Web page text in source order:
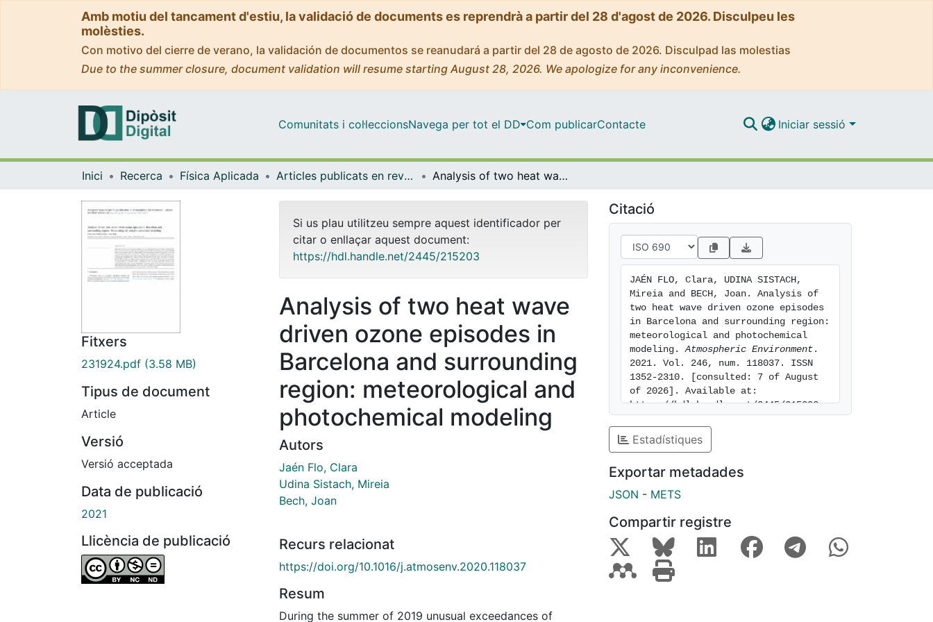
Amb motiu del tancament d'estiu, la validació de documents es reprendrà a partir del 28 d'agost de 2026. Disculpeu les
molèsties.
Con motivo del cierre de verano, la validación de documentos se reanudará a partir del 28 de agosto de 2026. Disculpad las molestias
Due to the summer closure, document validation will resume starting August 28, 2026. We apologize for any inconvenience.
Comunitats i col·leccionsNavega per tot el DD Com publicarContacte Iniciar sessió
Inici Recerca Física Aplicada Articles publicats en revistes (Física Aplicada) Analysis of two heat wave driven ozone episodes in Barcelona and surrounding region: meteorological and photochemical modeling
Fitxers
231924.pdf (3.58 MB)
Tipus de document
Article
Versió
Versió acceptada
Data de publicació
2021
Llicència de publicació
Si us plau utilitzeu sempre aquest identificador per
citar o enllaçar aquest document:
https://hdl.handle.net/2445/215203
Analysis of two heat wave
driven ozone episodes in
Barcelona and surrounding
region: meteorological and
photochemical modeling
Autors
Jaén Flo, Clara
Udina Sistach, Mireia
Bech, Joan
Recurs relacionat
https://doi.org/10.1016/j.atmosenv.2020.118037
Resum
During the summer of 2019 unusual exceedances of
Citació
JAÉN FLO, Clara, UDINA SISTACH,
Mireia and BECH, Joan. Analysis of
two heat wave driven ozone episodes
in Barcelona and surrounding region:
meteorological and photochemical
modeling. Atmospheric Environment .
2021. Vol. 246, num. 118037. ISSN
1352-2310. [consulted: 7 of August
of 2026]. Available at:
https://hdl.handle.net/2445/215203
Estadístiques
Exportar metadades
JSON - METS
Compartir registre